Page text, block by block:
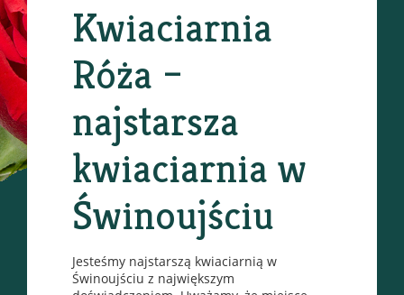
Kwiaciarnia
Róża –
najstarsza
kwiaciarnia w
Świnoujściu
Jesteśmy najstarszą kwiaciarnią w
Świnoujściu z największym